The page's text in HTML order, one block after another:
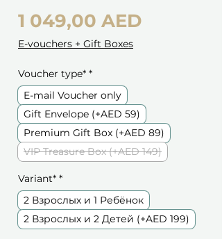
1 049,00 AEDЦена
E-vouchers + Gift Boxes
Voucher type* *
E-mail Voucher only
Gift Envelope (+AED 59)
Premium Gift Box (+AED 89)
VIP Treasure Box (+AED 149)
Variant* *
2 Взрослых и 1 Ребёнок
2 Взрослых и 2 Детей (+AED 199)